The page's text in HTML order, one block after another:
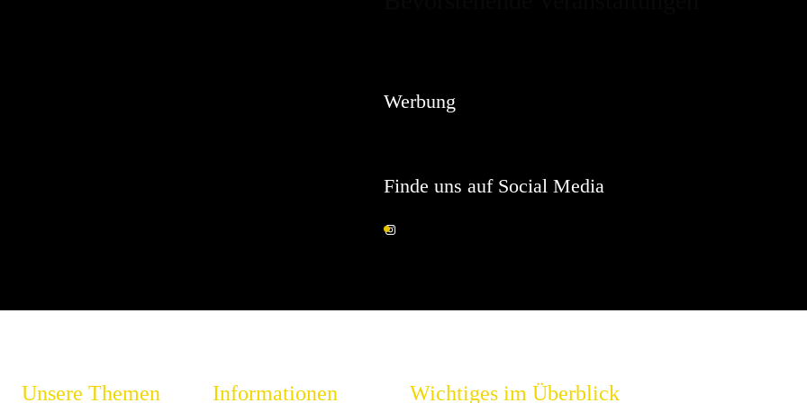
Werbung
Finde uns auf Social Media
Unsere Themen Informationen Wichtiges im Überblick